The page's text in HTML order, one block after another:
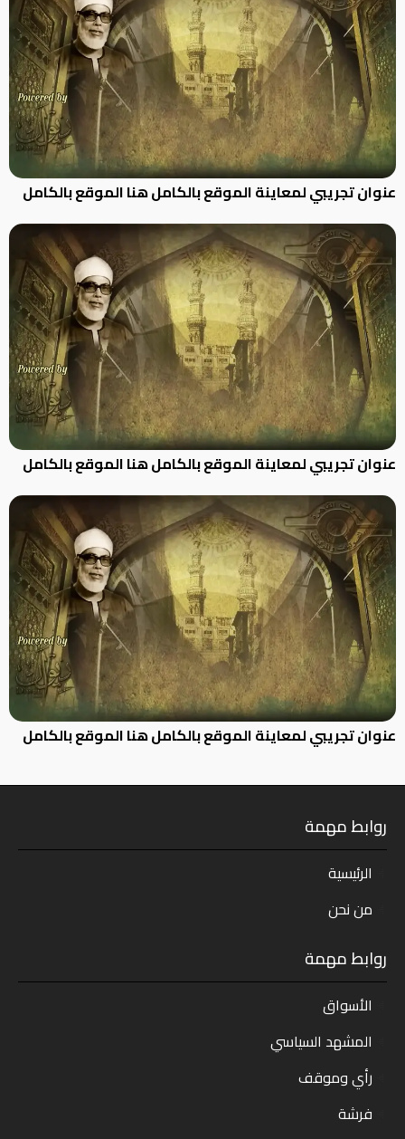
عنوان تجريبي لمعاينة الموقع بالكامل هنا الموقع بالكامل
عنوان تجريبي لمعاينة الموقع بالكامل هنا الموقع بالكامل
عنوان تجريبي لمعاينة الموقع بالكامل هنا الموقع بالكامل
روابط مهمة
الرئيسية
من نحن
روابط مهمة
الأسواق
المشهد السياسي
رأي وموقف
فرشة